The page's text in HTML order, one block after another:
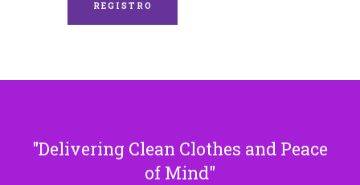
Delivering Clean Clothes and Peace
of Mind